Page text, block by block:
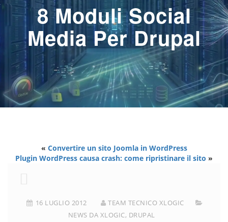
8 Moduli Social
Media Per Drupal
« Convertire un sito Joomla in WordPress
Plugin WordPress causa crash: come ripristinare il sito »
16 LUGLIO 2012
TEAM TECNICO XLOGIC
NEWS DA XLOGIC, DRUPAL